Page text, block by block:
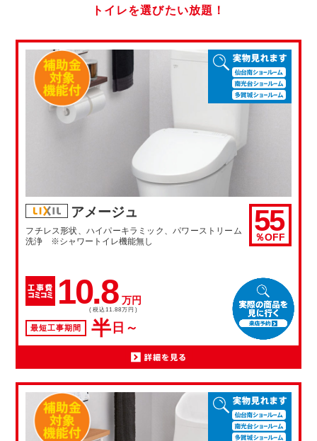
トイレを選びたい放題！
55
％OFF
アメージュ
フチレス形状、ハイパーキラミック、パワーストリーム
洗浄 ※シャワートイレ機能無し
10.8 万円
(税込11.88万円)
最短工事期間 半 日～